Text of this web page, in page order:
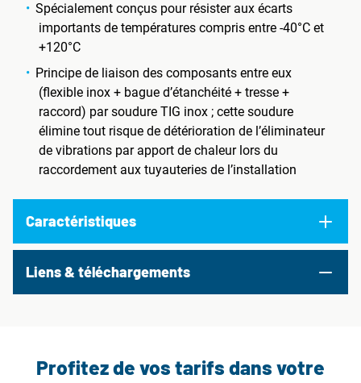
Spécialement conçus pour résister aux écarts
importants de températures compris entre -40°C et
+120°C
Principe de liaison des composants entre eux
(flexible inox + bague d’étanchéité + tresse +
raccord) par soudure TIG inox ; cette soudure
élimine tout risque de détérioration de l’éliminateur
de vibrations par apport de chaleur lors du
raccordement aux tuyauteries de l’installation
Caractéristiques
Liens & téléchargements
Profitez de vos tarifs dans votre